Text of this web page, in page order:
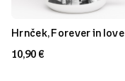
Hrnček, Forever in love
10,90 €